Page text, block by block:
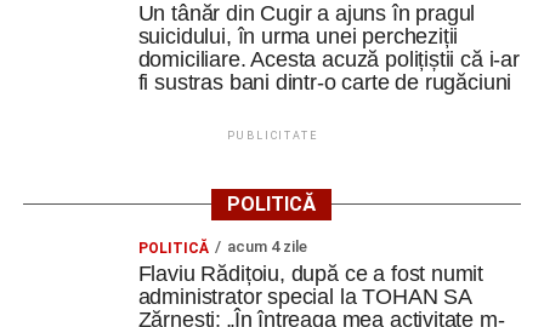
Un tânăr din Cugir a ajuns în pragul
suicidului, în urma unei percheziții
domiciliare. Acesta acuză polițiștii că i-ar
fi sustras bani dintr-o carte de rugăciuni
PUBLICITATE
POLITICĂ
POLITICĂ acum 4 zile
Flaviu Rădițoiu, după ce a fost numit
administrator special la TOHAN SA
Zărnești: „În întreaga mea activitate m-